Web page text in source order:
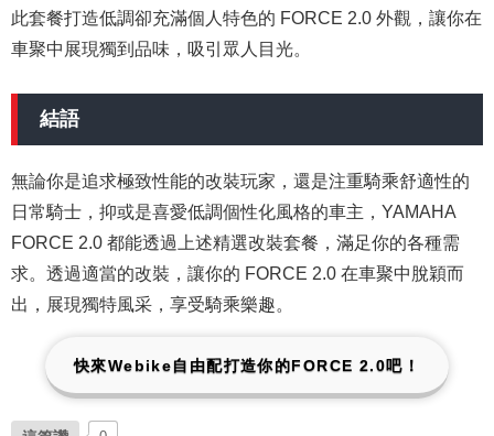
此套餐打造低調卻充滿個人特色的 FORCE 2.0 外觀，讓你在
車聚中展現獨到品味，吸引眾人目光。
結語
無論你是追求極致性能的改裝玩家，還是注重騎乘舒適性的
日常騎士，抑或是喜愛低調個性化風格的車主，YAMAHA
FORCE 2.0 都能透過上述精選改裝套餐，滿足你的各種需
求。透過適當的改裝，讓你的 FORCE 2.0 在車聚中脫穎而
出，展現獨特風采，享受騎乘樂趣。
快來Webike自由配打造你的FORCE 2.0吧！